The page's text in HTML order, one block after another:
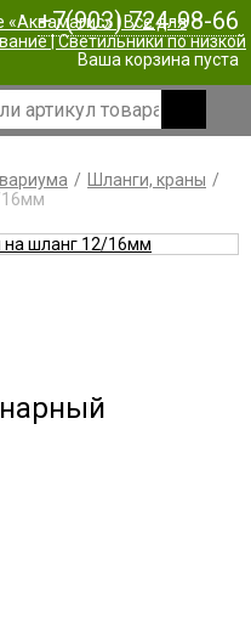
+7(903) 724-98-66
Ваша корзина пуста
Шланги, краны
16мм